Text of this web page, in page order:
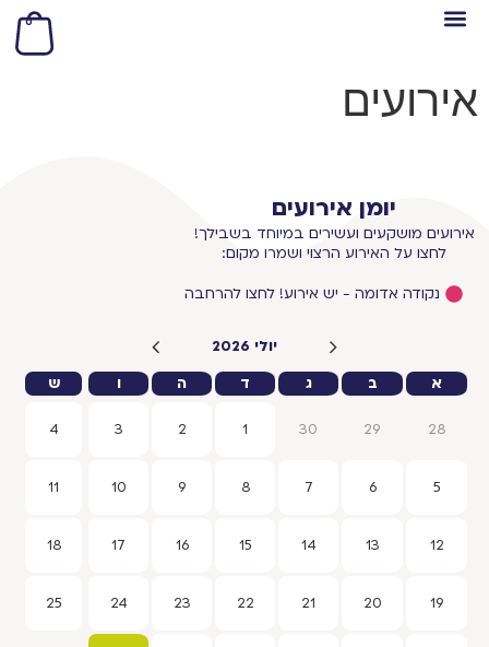
לתוכן 0
אירועים
יומן אירועים
אירועים מושקעים ועשירים במיוחד בשבילך!
לחצו על האירוע הרצוי ושמרו מקום:
נקודה אדומה - יש אירוע! לחצו להרחבה
יולי 2026
א
ב ג ד ה ו ש
28
29
30
1
2
3
4
5
6
7
8
9
10
11
12
13
14
15
16
17
18
19
20
21
22
23
24
25